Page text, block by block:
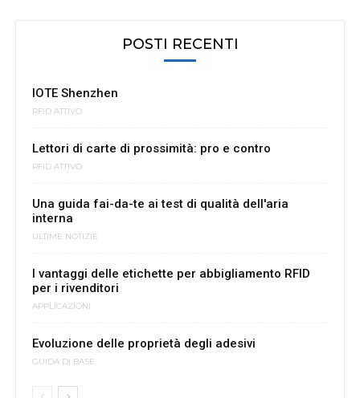
POSTI RECENTI
IOTE Shenzhen
RFID ATTIVO
Lettori di carte di prossimità: pro e contro
RFID ATTIVO
Una guida fai-da-te ai test di qualità dell'aria
interna
ULTIME NOTIZIE
I vantaggi delle etichette per abbigliamento RFID
per i rivenditori
APPLICAZIONI
Evoluzione delle proprietà degli adesivi
GUIDA DI BASE